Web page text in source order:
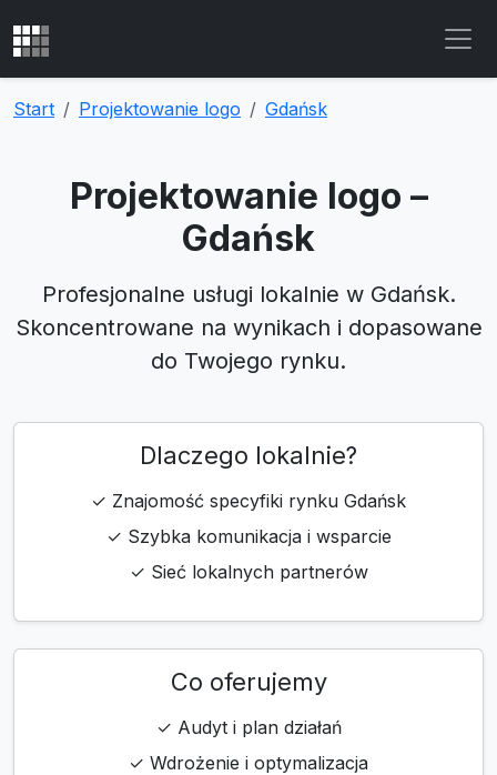
Start Projektowanie logo Gdańsk
Projektowanie logo –
Gdańsk
Profesjonalne usługi lokalnie w Gdańsk.
Skoncentrowane na wynikach i dopasowane
do Twojego rynku.
Dlaczego lokalnie?
✓ Znajomość specyfiki rynku Gdańsk
✓ Szybka komunikacja i wsparcie
✓ Sieć lokalnych partnerów
Co oferujemy
✓ Audyt i plan działań
✓ Wdrożenie i optymalizacja